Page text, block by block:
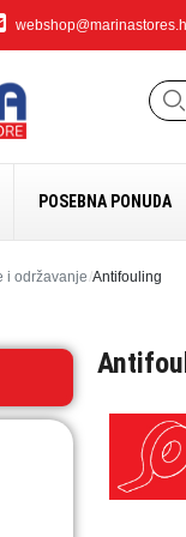
POSEBNA PONUDA
i održavanje Antifouling